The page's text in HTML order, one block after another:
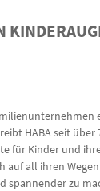
HABA seit über
für Kinder und
auf all ihren
spannender zu